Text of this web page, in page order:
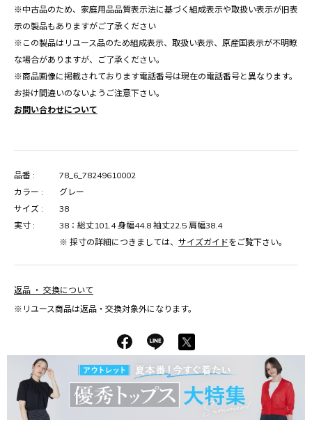
※中古品のため、家庭用品品質表示法に基づく組成表示や取扱い表示が旧表
示の製品もありますがご了承ください
※この製品はリユース品のため組成表示、取扱い表示、原産国表示が不明瞭
な場合がありますが、ご了承ください。
※商品画像に掲載されております電話番号は現在の電話番号と異なります。
お掛け間違いのないようご注意下さい。
お問い合わせについて
品番 :
78_6_78249610002
カラー :
グレー
サイズ :
38
実寸 :
38：総丈101.4 身幅44.8 袖丈22.5 肩幅38.4
※ 採寸の詳細につきましては、 サイズガイドをご覧下さい。
返品 ・ 交換について
※リユース商品は返品・交換対象外になります。